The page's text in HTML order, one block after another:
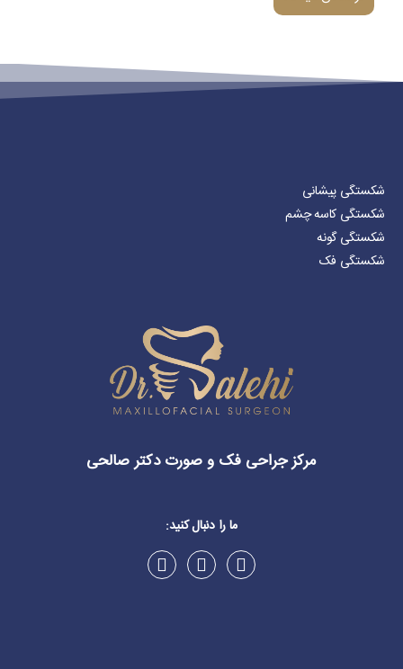
شکستگی پیشانی
شکستگی کاسه چشم
شکستگی گونه
شکستگی فک
مرکز جراحی فک و صورت دکتر صالحی
ما را دنبال کنید: